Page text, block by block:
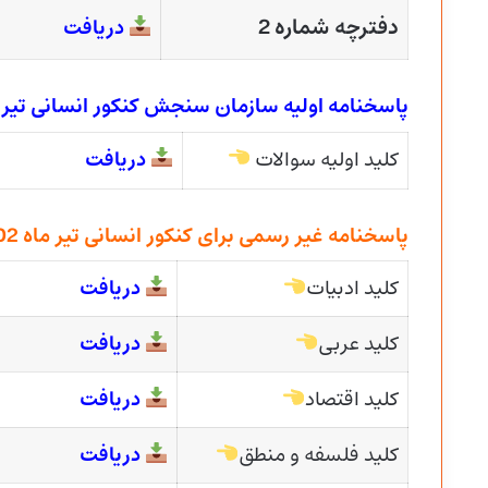
دفترچه شماره 2 دریافت
پاسخنامه اولیه سازمان سنجش کنکور انسانی تیر ماه
کلید اولیه سوالات دریافت
پاسخنامه غیر رسمی برای کنکور انسانی تیر ماه 1402
کلید ادبیات دریافت
کلید عربی دریافت
کلید اقتصاد دریافت
کلید فلسفه و منطق دریافت